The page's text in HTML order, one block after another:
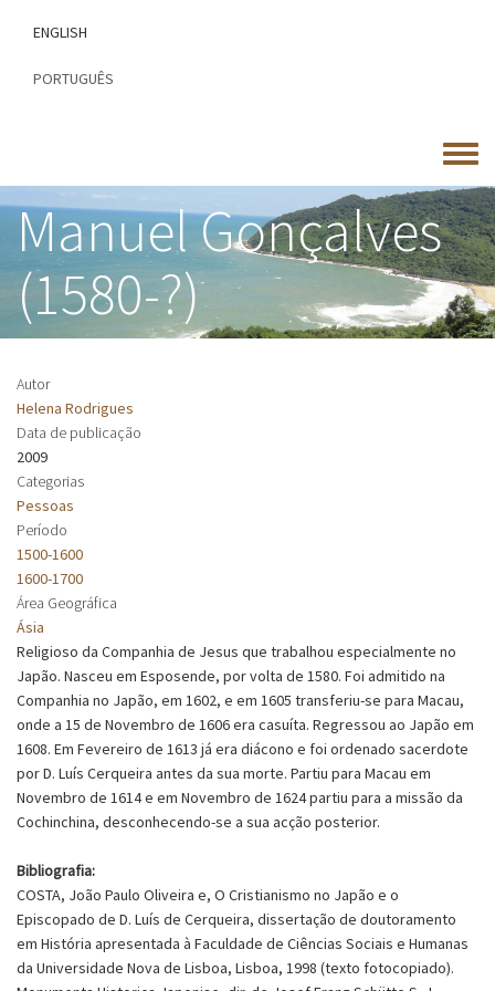
conteúdo
ENGLISH
PORTUGUÊS
Toggle
menu
Manuel Gonçalves
(1580-?)
Autor
Helena Rodrigues
Data de publicação
2009
Categorias
Pessoas
Período
1500-1600
1600-1700
Área Geográfica
Ásia
Religioso da Companhia de Jesus que trabalhou especialmente no
Japão. Nasceu em Esposende, por volta de 1580. Foi admitido na
Companhia no Japão, em 1602, e em 1605 transferiu-se para Macau,
onde a 15 de Novembro de 1606 era casuíta. Regressou ao Japão em
1608. Em Fevereiro de 1613 já era diácono e foi ordenado sacerdote
por D. Luís Cerqueira antes da sua morte. Partiu para Macau em
Novembro de 1614 e em Novembro de 1624 partiu para a missão da
Cochinchina, desconhecendo-se a sua acção posterior.
Bibliografia:
COSTA, João Paulo Oliveira e, O Cristianismo no Japão e o
Episcopado de D. Luís de Cerqueira, dissertação de doutoramento
em História apresentada à Faculdade de Ciências Sociais e Humanas
da Universidade Nova de Lisboa, Lisboa, 1998 (texto fotocopiado).